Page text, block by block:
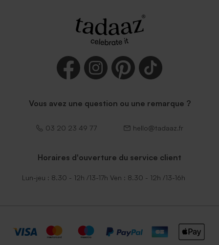
rectangulaire (14 x 12,5 cm)
mouchetée papier naturel
rouille petit format
eucalyptus
Vous avez une question ou une remarque ?
03 20 23 49 77 hello@tadaaz.fr
Horaires d'ouverture du service client
Lun-jeu : 8.30 - 12h /13-17h Ven : 8.30 - 12h /13-16h